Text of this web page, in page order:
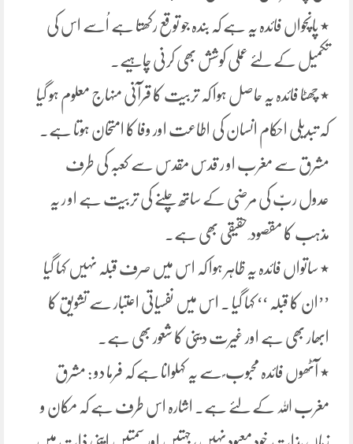
٭ پانچواں فائدہ یہ ہے کہ بندہ جو توقع رکھتا ہے اُسے اس کی
تکمیل کے لئے عملی کوشش بھی کرنی چاہیے۔
٭ چھٹا فائدہ یہ حاصل ہوا کہ تربیت کا قرآنی منہاج معلوم ہو گیا
کہ تبدیلی احکام انسان کی اطاعت اور وفا کا امتحان ہوتا ہے۔
مشرق سے مغرب او ر قدس مقدس سے کعبہ کی طرف
عدول ربّ کی مرضی کے ساتھ چلنے کی تربیت ہے او ر یہ
مذہب کا مقصود ِ حقیقی بھی ہے۔
٭ ساتواں فائدہ یہ ظاہر ہوا کہ اس میں صرف قبلہ نہیں کہا گیا
’’ان کا قبلہ ‘‘ کہا گیا ۔ اس میں نفسیاتی اعتبار سے تشویق کا
ابھار بھی ہے اور غیرت دینی کا شعور بھی ہے۔
٭ آٹھوں فائدہ محبوب ؐ سے یہ کہلوانا ہے کہ فرما دو : مشرق
مغرب اللہ کے لئے ہے۔ اشارہ اس طرف ہے کہ مکان و